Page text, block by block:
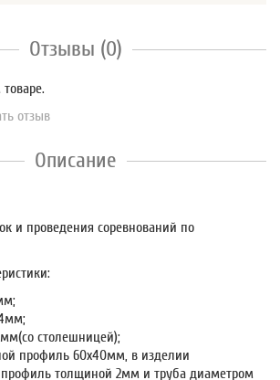
Отзывы (0)
отзыв
Описание
и проведения соревнований по
столешницей);
профиль 60х40мм, в изделии
профиль толщиной 2мм и труба диаметром